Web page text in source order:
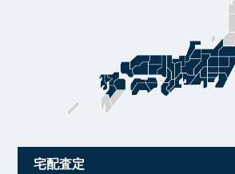
宅配査定